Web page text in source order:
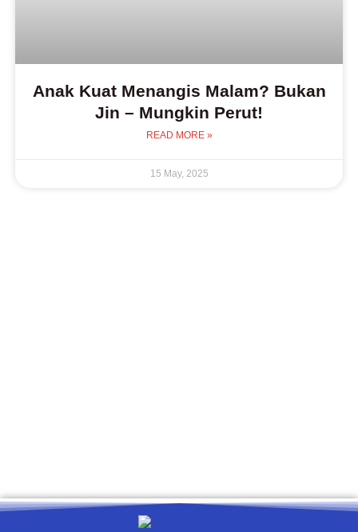
Anak Kuat Menangis Malam? Bukan
Jin – Mungkin Perut!
READ MORE »
15 May, 2025